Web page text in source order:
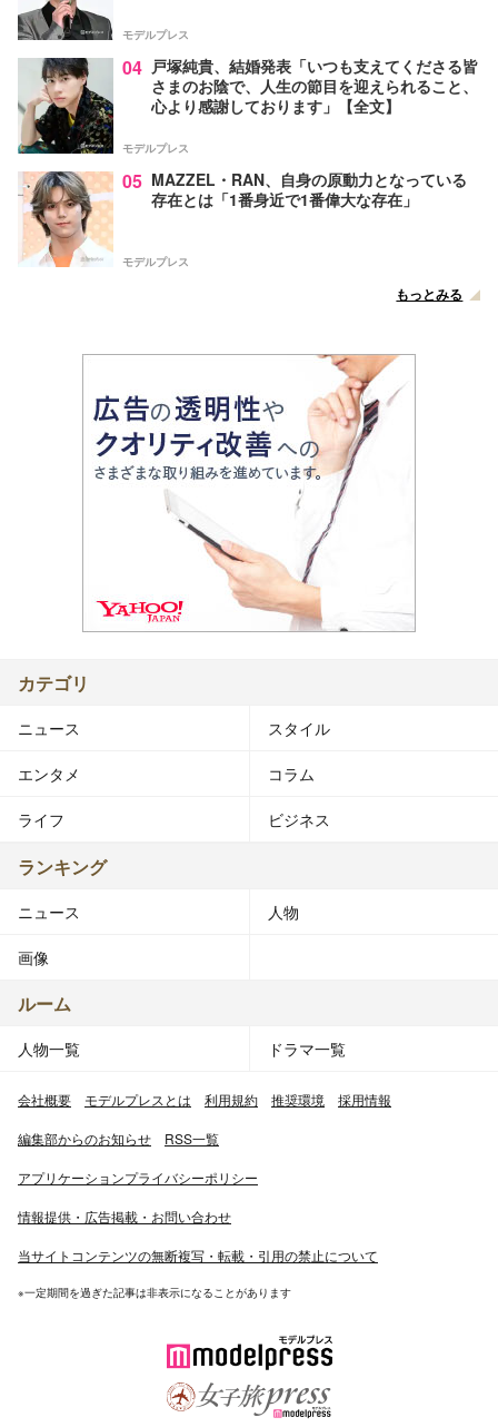
モデルプレス
04 戸塚純貴、結婚発表「いつも支えてくださる皆
さまのお陰で、人生の節目を迎えられること、
心より感謝しております」【全文】
モデルプレス
05 MAZZEL・RAN、自身の原動力となっている
存在とは「1番身近で1番偉大な存在」
モデルプレス
もっとみる
カテゴリ
ニュース スタイル
エンタメ コラム
ライフ ビジネス
ランキング
ニュース 人物
画像
ルーム
人物一覧 ドラマ一覧
会社概要 モデルプレスとは 利用規約 推奨環境 採用情報
編集部からのお知らせ RSS一覧
アプリケーションプライバシーポリシー
情報提供・広告掲載・お問い合わせ
当サイトコンテンツの無断複写・転載・引用の禁止について
※一定期間を過ぎた記事は非表示になることがあります